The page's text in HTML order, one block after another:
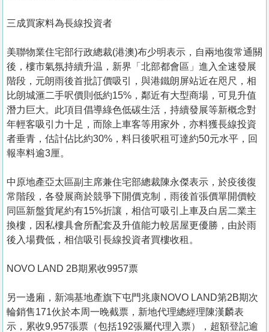
三成買家料為長線投資者
美聯物業住宅部行政總裁(港澳)布少明表示，自兩地復常通關
後，樓市氣氛持續升温，新界「北部都會區」進入全速發展
階段，元朗雨後首批訂價吸引，與港鐵朗屏站近在咫尺，相
比朗城滙二手呎價則低約15%，鄰近有大型商場，可見升值
潛力巨大。此項目倡導綠色低碳生活，持續發展等新概念對
年輕客吸引力十足，而除上車客等用家外，亦料獲長線投資
者垂青，估計佔比約30%，料日後呎租可達約50元水平，回
報率料逾3厘。
中原地產亞太區副主席兼住宅部總裁陳永傑表示，於疫後復
常階段，各發展商於競爭下開價克制，雨後首張價單開價較
同區新盤貨尾約有15%折讓，相信可吸引上車及白居二業主
換樓，因私樓具會所配套及升值能力較居屋更優勝，由於雨
後入場費低，相信吸引長線投資者買樓收租。
NOVO LAND 2B期累收9957票
另一邊廂，新鴻基地產旗下屯門兆康NOVO LAND第2B期次
輪銷售171伙於本周一晚截票，新地代理總經理陳漢麟表
示，累收9,957張票（包括192張屬代理入票），超額登記逾